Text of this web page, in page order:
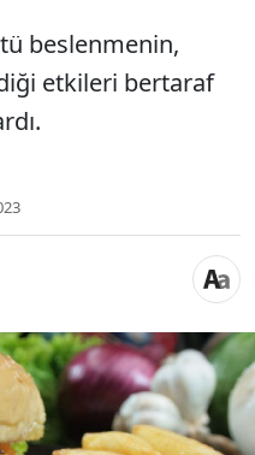
beslenmenin,
etkileri bertaraf
kötü